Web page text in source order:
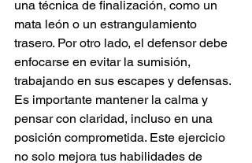
una técnica de finalización, como un
mata león o un estrangulamiento
trasero. Por otro lado, el defensor debe
enfocarse en evitar la sumisión,
trabajando en sus escapes y defensas.
Es importante mantener la calma y
pensar con claridad, incluso en una
posición comprometida. Este ejercicio
no solo mejora tus habilidades de